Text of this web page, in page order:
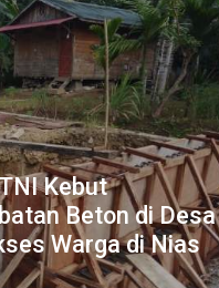
Kebut
Beton di Desa
Warga di Nias